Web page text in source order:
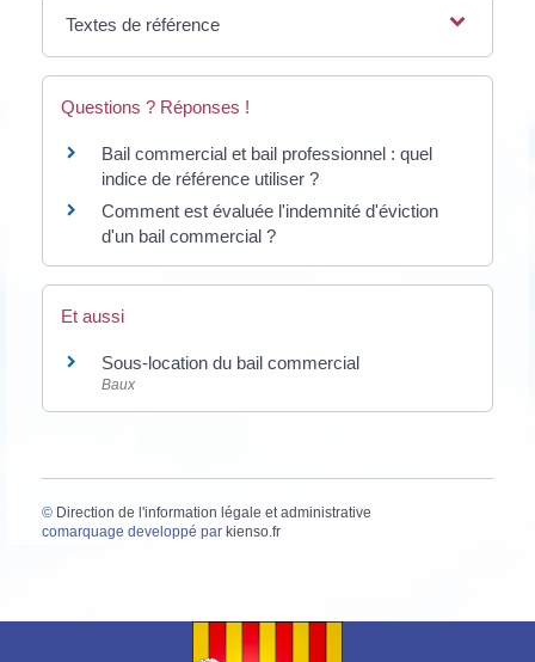
Textes de référence
Questions ? Réponses !
Bail commercial et bail professionnel : quel
indice de référence utiliser ?
Comment est évaluée l'indemnité d'éviction
d'un bail commercial ?
Et aussi
Sous-location du bail commercial
Baux
© Direction de l'information légale et administrative
comarquage developpé par kienso.fr